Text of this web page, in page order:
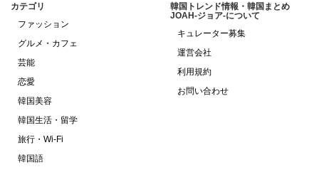
カテゴリ
ファッション
グルメ・カフェ
芸能
恋愛
韓国美容
韓国生活・留学
旅行・Wi-Fi
韓国語
韓国トレンド情報・韓国まとめ
JOAH-ジョア-について
キュレーター募集
運営会社
利用規約
お問い合わせ